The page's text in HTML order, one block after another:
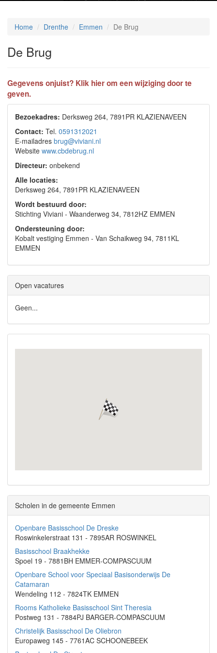
Home Drenthe Emmen De Brug
De Brug
Gegevens onjuist? Klik hier om een wijziging door te
geven.
Bezoekadres: Derksweg 264, 7891PR KLAZIENAVEEN
Contact: Tel. 0591312021
E-mailadres brug@viviani.nl
Website www.cbdebrug.nl
Directeur: onbekend
Alle locaties:
Derksweg 264, 7891PR KLAZIENAVEEN
Wordt bestuurd door:
Stichting Viviani - Waanderweg 34, 7812HZ EMMEN
Ondersteuning door:
Kobalt vestiging Emmen - Van Schaikweg 94, 7811KL
EMMEN
Open vacatures
Geen...
Scholen in de gemeente Emmen
Openbare Basisschool De Dreske
Roswinkelerstraat 131 - 7895AR ROSWINKEL
Basisschool Braakhekke
Spoel 19 - 7881BH EMMER-COMPASCUUM
Openbare School voor Speciaal Basisonderwijs De
Catamaran
Wendeling 112 - 7824TK EMMEN
Rooms Katholieke Basisschool Sint Theresia
Postweg 131 - 7884PJ BARGER-COMPASCUUM
Christelijk Basisschool De Oliebron
Europaweg 145 - 7761AC SCHOONEBEEK